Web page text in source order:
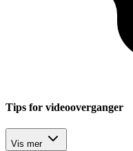
Tips for videooverganger
Vis mer